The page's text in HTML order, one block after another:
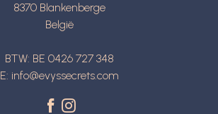
8370 Blankenberge
België
BTW: BE 0426 727 348
E: info@evyssecrets.com